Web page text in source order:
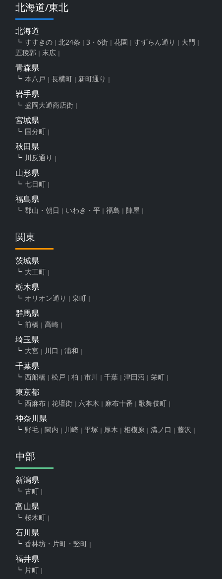
北海道/東北
北海道
すすきの 北24条 3・6街 花園 すずらん通り
大門
五稜郭
末広
青森県
本八戸 長横町 新町通り
岩手県
盛岡大通商店街
宮城県
国分町
秋田県
川反通り
山形県
七日町
福島県
郡山・朝日 いわき・平 福島 陣屋
関東
茨城県
大工町
栃木県
オリオン通り 泉町
群馬県
前橋 高崎
埼玉県
大宮 川口 浦和
千葉県
西船橋 松戸 柏 市川 千葉 津田沼 栄町
東京都
西麻布 花壇街 六本木 麻布十番 歌舞伎町
神奈川県
野毛 関内 川崎 平塚 厚木 相模原 溝ノ口 藤沢
中部
新潟県
古町
富山県
桜木町
石川県
香林坊・片町・竪町
福井県
片町